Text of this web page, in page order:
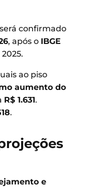
confirmado
, após o IBGE
ao piso
aumento do
R$ 1.631.
.
e